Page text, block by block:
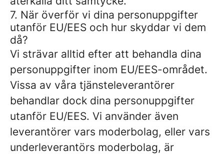
7. När överför vi dina personuppgifter
utanför EU/EES och hur skyddar vi dem
då?
Vi strävar alltid efter att behandla dina
personuppgifter inom EU/EES-området.
Vissa av våra tjänsteleverantörer
behandlar dock dina personuppgifter
utanför EU/EES. Vi använder även
leverantörer vars moderbolag, eller vars
underleverantörs moderbolag, är